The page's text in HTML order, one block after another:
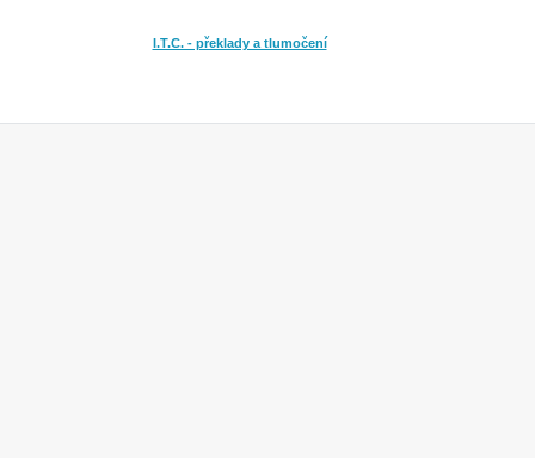
I.T.C. - překlady a tlumočení